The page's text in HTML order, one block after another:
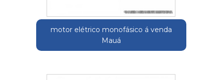
motor elétrico monofásico á venda
Mauá